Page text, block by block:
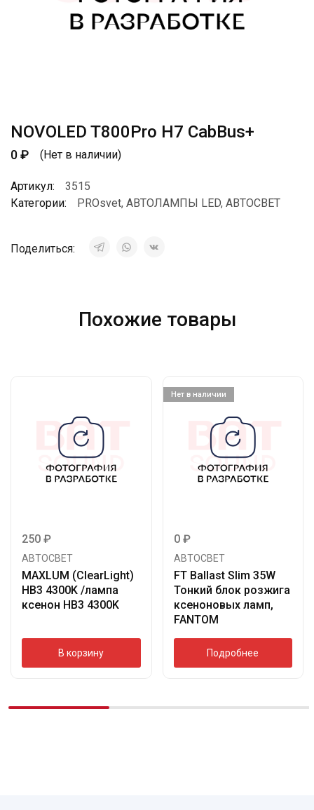
NOVOLED T800Pro H7 CabBus+
0₽ (Нет в наличии)
Артикул:
3515
Категории:
PROsvet, АВТОЛАМПЫ LED, АВТОСВЕТ
Поделиться:
Похожие товары
250 ₽
АВТОСВЕТ
MAXLUM (ClearLight)
HB3 4300K /лампа
ксенон HB3 4300K
В корзину
Нет в наличии
0 ₽
АВТОСВЕТ
FT Ballast Slim 35W
Тонкий блок розжига
ксеноновых ламп,
FANTOM
Подробнее